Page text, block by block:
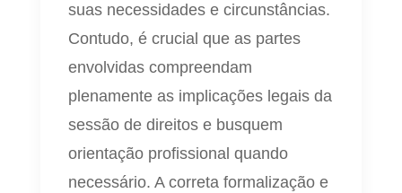
suas necessidades e circunstâncias.
Contudo, é crucial que as partes
envolvidas compreendam
plenamente as implicações legais da
sessão de direitos e busquem
orientação profissional quando
necessário. A correta formalização e